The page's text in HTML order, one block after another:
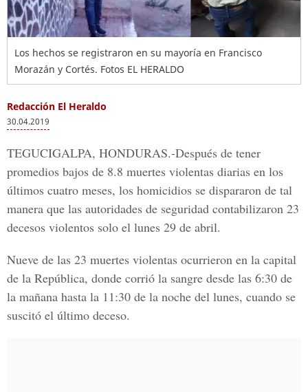
Los hechos se registraron en su mayoría en Francisco
Morazán y Cortés. Fotos EL HERALDO
Redacción El Heraldo
30.04.2019
TEGUCIGALPA, HONDURAS.-Después de tener
promedios bajos de 8.8 muertes violentas diarias en los
últimos cuatro meses, los homicidios se dispararon de tal
manera que las autoridades de seguridad contabilizaron 23
decesos violentos solo el lunes 29 de abril.
Nueve de las 23 muertes violentas ocurrieron en la capital
de la República, donde corrió la sangre desde las 6:30 de
la mañana hasta la 11:30 de la noche del lunes, cuando se
suscitó el último deceso.